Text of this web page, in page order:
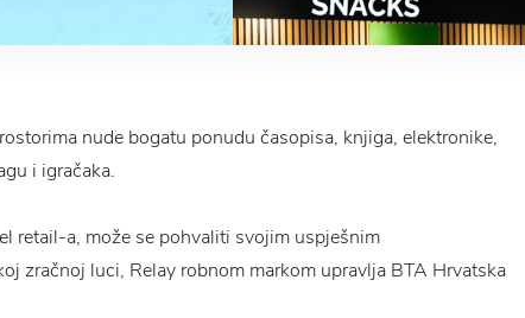
nude bogatu ponudu časopisa, knjiga, elektronike,
i igračaka.
retail-a, može se pohvaliti svojim uspješnim
zračnoj luci, Relay robnom markom upravlja BTA Hrvatska